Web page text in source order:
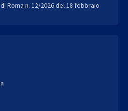
Roma n. 12/2026 del 18 febbraio